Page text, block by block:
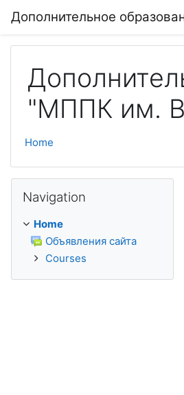
Дополнительное
"МППК им.
Home
Navigation
Home
Объявления сайта
Courses